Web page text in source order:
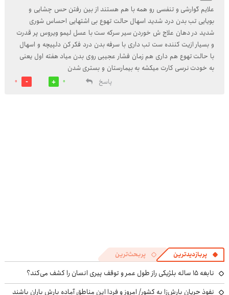
علایم گوارشی و تنفسی رو همه با هم هستند از بین رفتن حس چشایی و
بویایی تب بدن درد شدید اسهال حالت تهوع بی اشتهایی احساس شوری
شدید در دهان علاج ش خوردن سیر سرکه ست با عسل لیمو ویروس پر قدرت
و بسیار ازیت کننده ست تب داری با سرفه بدن درد فکر کن دلپیچه و اسهال
با حالت تهوع هم داری هم زمان فشار عجیبی روی بدن میاد هفته اول یعنی
به خودت نرسی کارت میکشه به بیمارستان و بستری شدن
پاسخ
0
0
پربازدیدترین پربحث‌ترین
نابغه ۱۵ ساله بلژیکی راز طول عمر و توقف پیری انسان را کشف می‌کند؟
نفوذ جریان بارش‌زا به کشور/ امروز و فردا این مناطق آماده بارش باران باشند